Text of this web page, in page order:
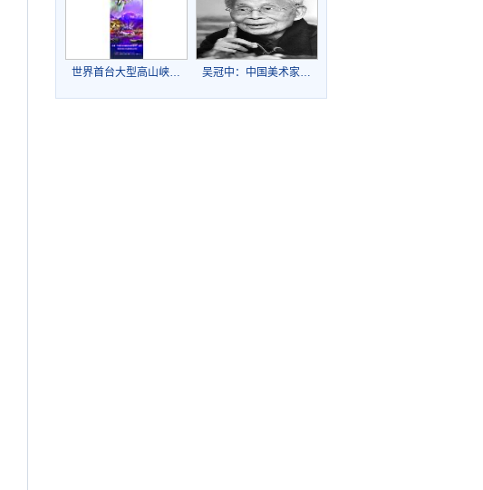
世界首台大型高山峡… 吴冠中：中国美术家…